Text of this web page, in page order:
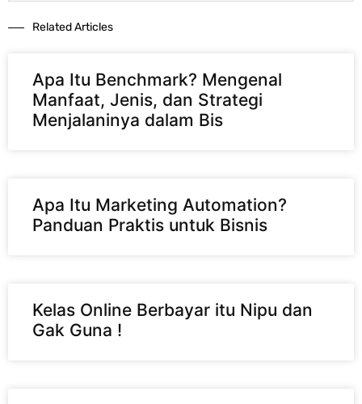
Related Articles​
Apa Itu Benchmark? Mengenal
Manfaat, Jenis, dan Strategi
Menjalaninya dalam Bis
Apa Itu Marketing Automation?
Panduan Praktis untuk Bisnis
Kelas Online Berbayar itu Nipu dan
Gak Guna !